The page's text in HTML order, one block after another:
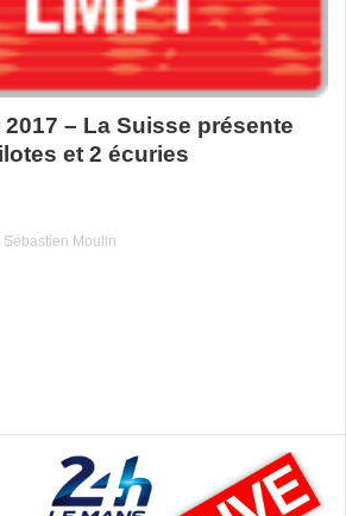
– La Suisse présente
et 2 écuries
Sébastien Moulin